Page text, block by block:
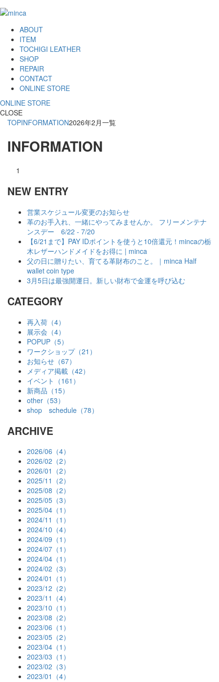
ABOUT
ITEM
TOCHIGI LEATHER
SHOP
REPAIR
CONTACT
ONLINE STORE
ONLINE STORE
CLOSE
TOPINFORMATION2026年2月一覧
INFORMATION
1
NEW ENTRY
営業スケジュール変更のお知らせ
革のお手入れ、一緒にやってみませんか。 フリーメンテナ
ンスデー 6/22 - 7/20
【6/21まで】PAY IDポイントを使うと10倍還元！mincaの栃
木レザーハンドメイドをお得に | minca
父の日に贈りたい、育てる革財布のこと。｜minca Half
wallet coin type
3月5日は最強開運日。新しい財布で金運を呼び込む
CATEGORY
再入荷（4）
展示会（4）
POPUP（5）
ワークショップ（21）
お知らせ（67）
メディア掲載（42）
イベント（161）
新商品（15）
other（53）
shop schedule（78）
ARCHIVE
2026/06（4）
2026/02（2）
2026/01（2）
2025/11（2）
2025/08（2）
2025/05（3）
2025/04（1）
2024/11（1）
2024/10（4）
2024/09（1）
2024/07（1）
2024/04（1）
2024/02（3）
2024/01（1）
2023/12（2）
2023/11（4）
2023/10（1）
2023/08（2）
2023/06（1）
2023/05（2）
2023/04（1）
2023/03（1）
2023/02（3）
2023/01（4）